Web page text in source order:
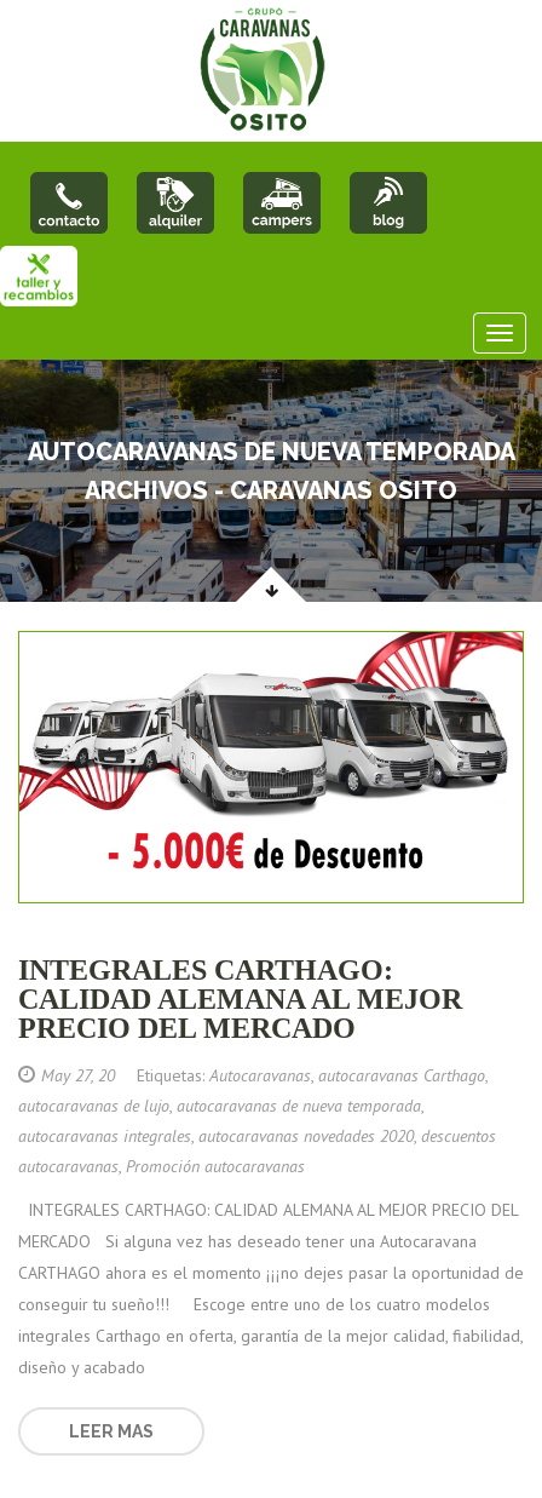
AUTOCARAVANAS DE NUEVA TEMPORADA
ARCHIVOS - CARAVANAS OSITO
INTEGRALES CARTHAGO:
CALIDAD ALEMANA AL MEJOR
PRECIO DEL MERCADO
May 27, 20Etiquetas: Autocaravanas, autocaravanas Carthago,
autocaravanas de lujo, autocaravanas de nueva temporada,
autocaravanas integrales, autocaravanas novedades 2020, descuentos
autocaravanas, Promoción autocaravanas
INTEGRALES CARTHAGO: CALIDAD ALEMANA AL MEJOR PRECIO DEL
MERCADO Si alguna vez has deseado tener una Autocaravana
CARTHAGO ahora es el momento ¡¡¡no dejes pasar la oportunidad de
conseguir tu sueño!!! Escoge entre uno de los cuatro modelos
integrales Carthago en oferta, garantía de la mejor calidad, fiabilidad,
diseño y acabado
LEER MAS